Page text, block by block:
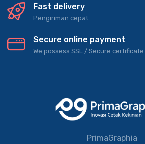
Fast delivery
Secure online payment